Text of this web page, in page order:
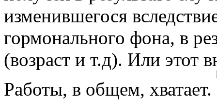
изменившегося
гормонального фона, в
(возраст и т.д). Или этот
Работы, в общем, хватает.